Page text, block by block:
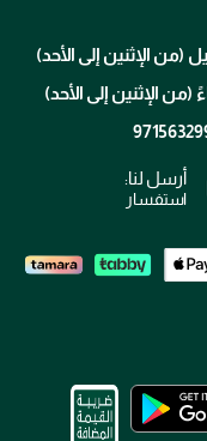
أرسل لنا:
استفسار